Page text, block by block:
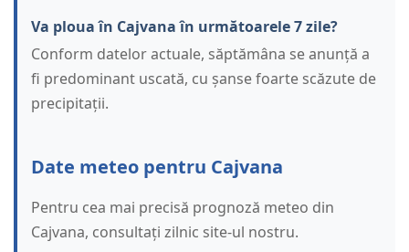
Va ploua în Cajvana în următoarele 7 zile?
Conform datelor actuale, săptămâna se anunță a
fi predominant uscată, cu șanse foarte scăzute de
precipitații.
Date meteo pentru Cajvana
Pentru cea mai precisă prognoză meteo din
Cajvana, consultați zilnic site-ul nostru.